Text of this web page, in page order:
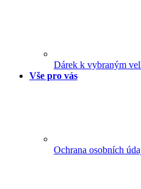
Dárek k vybraným
Vše pro vás
Ochrana osobních